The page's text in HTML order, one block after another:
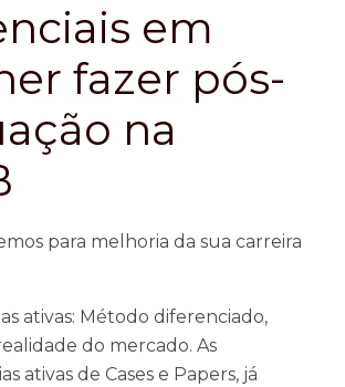
em
fazer pós-
na
para melhoria da sua carreira
ativas: Método diferenciado,
do mercado. As
ativas de Cases e Papers, já